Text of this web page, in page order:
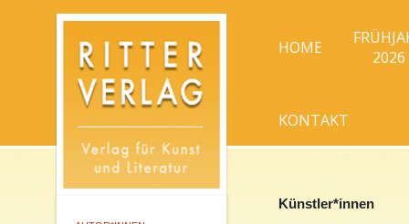
HOME
2026
KONTAKT
Künstler*innen